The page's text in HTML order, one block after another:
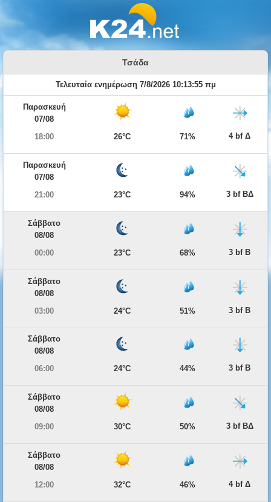
Τσάδα
Τελευταία ενημέρωση 7/8/2026 10:13:55 πμ
Παρασκευή
07/08
18:00
26°C 71% 4 bf Δ
Παρασκευή
07/08
21:00
23°C 94% 3 bf ΒΔ
Σάββατο
08/08
00:00
23°C 68% 3 bf Β
Σάββατο
08/08
03:00
24°C 51% 3 bf Β
Σάββατο
08/08
06:00
24°C 44% 3 bf Β
Σάββατο
08/08
09:00
30°C 50% 3 bf ΒΔ
Σάββατο
08/08
12:00
32°C 46% 4 bf Δ